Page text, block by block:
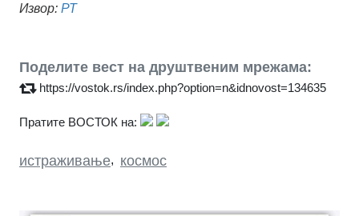
Извор: РТ
Поделите вест на друштвеним мрежама:
https://vostok.rs/index.php?option=n&idnovost=134635
Пратите ВОСТОК на:
истраживање, космос